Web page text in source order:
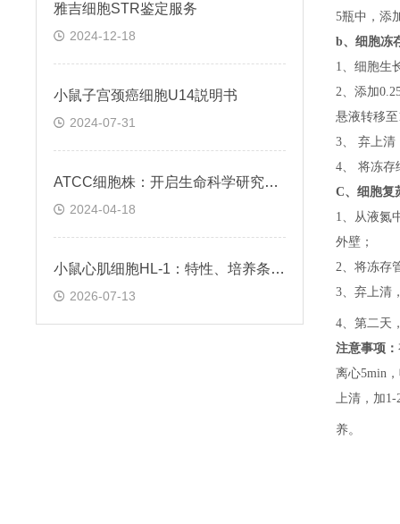
雅吉细胞STR鉴定服务
2024-12-18
小鼠子宫颈癌细胞U14説明书
2024-07-31
ATCC细胞株：开启生命科学研究的钥匙
2024-04-18
小鼠心肌细胞HL-1：特性、培养条件与科研应用场景解析
2026-07-13
5瓶中，添
b、 细胞冻
1、细胞生
2、添加
悬液转移
3、 弃上清
4、 将冻存
C、 细胞复
1、 从液氮
外壁；
2、 将冻存
3、 弃上清
4、 第二天
注意事项：
离心5min，
上清，加1-
养。